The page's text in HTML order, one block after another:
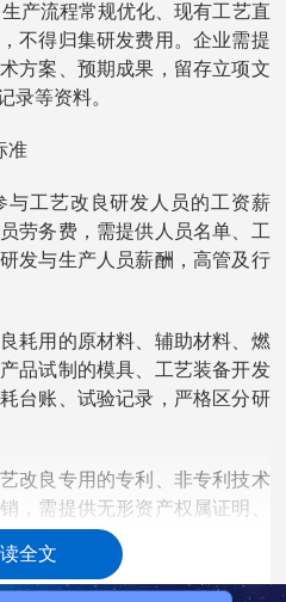
产流程常规优化、现有工艺直
不得归集研发费用。企业需提
方案、预期成果，留存立项文
录等资料。
准
工艺改良研发人员的工资薪
劳务费，需提供人员名单、工
发与生产人员薪酬，高管及行
用的原材料、辅助材料、燃
品试制的模具、工艺装备开发
台账、试验记录，严格区分研
良专用的专利、非专利技术
，需提供无形资产权属证明、
形资产按研发工时比例分摊。
生的专家咨询费、技术资料
全文